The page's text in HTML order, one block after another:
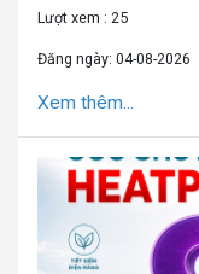
Lượt xem : 25
Đăng ngày: 04-08-2026
Xem thêm...